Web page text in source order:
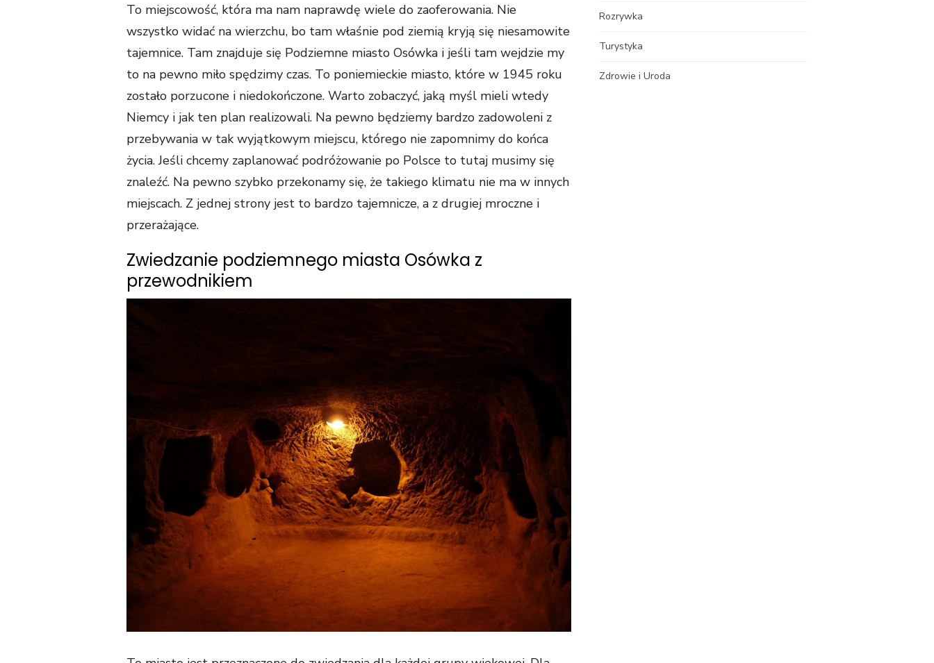
To miejscowość, która ma nam naprawdę wiele do zaoferowania. Nie
wszystko widać na wierzchu, bo tam właśnie pod ziemią kryją się niesamowite
tajemnice. Tam znajduje się Podziemne miasto Osówka i jeśli tam wejdzie my
to na pewno miło spędzimy czas. To poniemieckie miasto, które w 1945 roku
zostało porzucone i niedokończone. Warto zobaczyć, jaką myśl mieli wtedy
Niemcy i jak ten plan realizowali. Na pewno będziemy bardzo zadowoleni z
przebywania w tak wyjątkowym miejscu, którego nie zapomnimy do końca
życia. Jeśli chcemy zaplanować podróżowanie po Polsce to tutaj musimy się
znaleźć. Na pewno szybko przekonamy się, że takiego klimatu nie ma w innych
miejscach. Z jednej strony jest to bardzo tajemnicze, a z drugiej mroczne i
przerażające.
Zwiedzanie podziemnego miasta Osówka z
przewodnikiem
Rozrywka
Turystyka
Zdrowie i Uroda